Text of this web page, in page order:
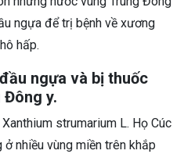
ngựa để trị bệnh về xương
hấp.
ngựa và bị thuốc
Đông y.
strumarium L. Họ Cúc
nhiều vùng miền trên khắp